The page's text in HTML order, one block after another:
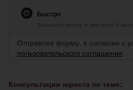
Быстро
Заполните форму, и уже через 5
Отправляя форму, я согласен с
пользовательского соглашения
Консультации юриста по теме: